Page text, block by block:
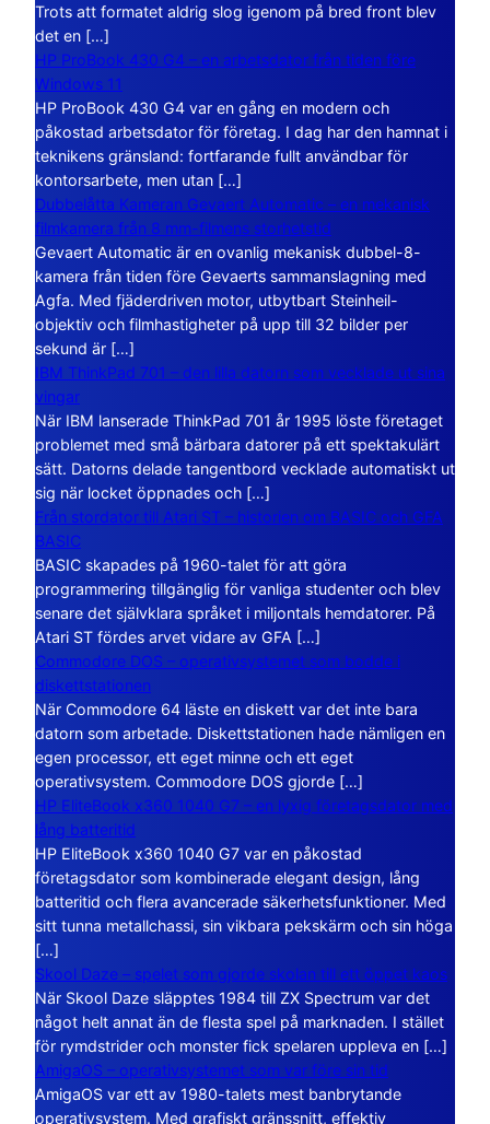
Trots att formatet aldrig slog igenom på bred front blev
det en […]
HP ProBook 430 G4 – en arbetsdator från tiden före
Windows 11
HP ProBook 430 G4 var en gång en modern och
påkostad arbetsdator för företag. I dag har den hamnat i
teknikens gränsland: fortfarande fullt användbar för
kontorsarbete, men utan […]
Dubbelåtta Kameran Gevaert Automatic – en mekanisk
filmkamera från 8 mm-filmens storhetstid
Gevaert Automatic är en ovanlig mekanisk dubbel-8-
kamera från tiden före Gevaerts sammanslagning med
Agfa. Med fjäderdriven motor, utbytbart Steinheil-
objektiv och filmhastigheter på upp till 32 bilder per
sekund är […]
IBM ThinkPad 701 – den lilla datorn som vecklade ut sina
vingar
När IBM lanserade ThinkPad 701 år 1995 löste företaget
problemet med små bärbara datorer på ett spektakulärt
sätt. Datorns delade tangentbord vecklade automatiskt ut
sig när locket öppnades och […]
Från stordator till Atari ST – historien om BASIC och GFA
BASIC
BASIC skapades på 1960-talet för att göra
programmering tillgänglig för vanliga studenter och blev
senare det självklara språket i miljontals hemdatorer. På
Atari ST fördes arvet vidare av GFA […]
Commodore DOS – operativsystemet som bodde i
diskettstationen
När Commodore 64 läste en diskett var det inte bara
datorn som arbetade. Diskettstationen hade nämligen en
egen processor, ett eget minne och ett eget
operativsystem. Commodore DOS gjorde […]
HP EliteBook x360 1040 G7 – en lyxig företagsdator med
lång batteritid
HP EliteBook x360 1040 G7 var en påkostad
företagsdator som kombinerade elegant design, lång
batteritid och flera avancerade säkerhetsfunktioner. Med
sitt tunna metallchassi, sin vikbara pekskärm och sin höga
[…]
Skool Daze – spelet som gjorde skolan till ett öppet kaos
När Skool Daze släpptes 1984 till ZX Spectrum var det
något helt annat än de flesta spel på marknaden. I stället
för rymdstrider och monster fick spelaren uppleva en […]
AmigaOS – operativsystemet som var före sin tid
AmigaOS var ett av 1980-talets mest banbrytande
operativsystem. Med grafiskt gränssnitt, effektiv